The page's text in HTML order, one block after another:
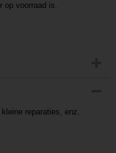
op voorraad is.
reparaties, enz.